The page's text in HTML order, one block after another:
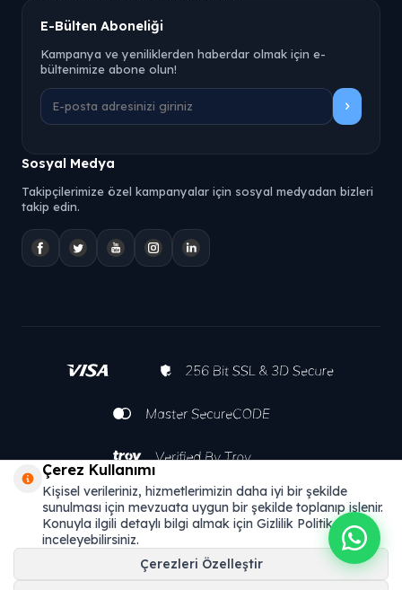
E-Bülten Aboneliği
Kampanya ve yeniliklerden haberdar olmak için e-
bültenimize abone olun!
Sosyal Medya
Takipçilerimize özel kampanyalar için sosyal medyadan bizleri
takip edin.
Çerez Kullanımı
Kişisel verileriniz, hizmetlerimizin daha iyi bir şekilde
sunulması için mevzuata uygun bir şekilde toplanıp işlenir.
Konuyla ilgili detaylı bilgi almak için Gizlilik Politikamızı
inceleyebilirsiniz.
Çerezleri Özelleştir